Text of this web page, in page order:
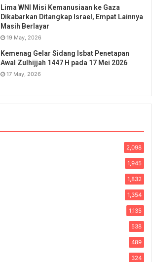
Lima WNI Misi Kemanusiaan ke Gaza
Dikabarkan Ditangkap Israel, Empat Lainnya
Masih Berlayar
19 May, 2026
Kemenag Gelar Sidang Isbat Penetapan
Awal Zulhijjah 1447 H pada 17 Mei 2026
17 May, 2026
2,098
1,945
1,832
1,354
1,135
538
489
324